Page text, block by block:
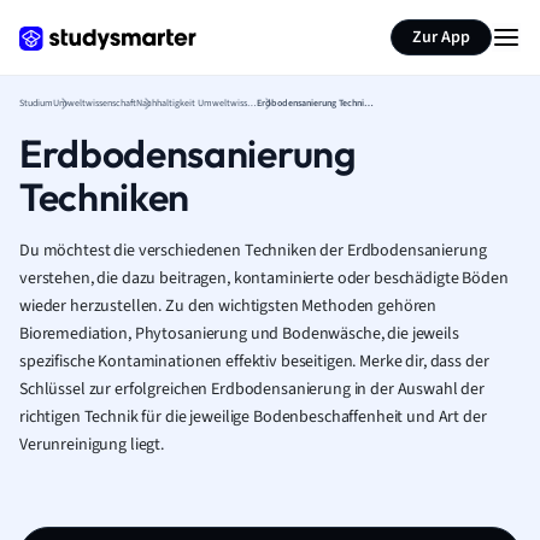
Zur App
StudiumUmweltwissenschaft Nachhaltigkeit Umweltwissenschaft Erdbodensanierung Techniken
Erdbodensanierung
Techniken
Du möchtest die verschiedenen Techniken der Erdbodensanierung
verstehen, die dazu beitragen, kontaminierte oder beschädigte Böden
wieder herzustellen. Zu den wichtigsten Methoden gehören
Bioremediation, Phytosanierung und Bodenwäsche, die jeweils
spezifische Kontaminationen effektiv beseitigen. Merke dir, dass der
Schlüssel zur erfolgreichen Erdbodensanierung in der Auswahl der
richtigen Technik für die jeweilige Bodenbeschaffenheit und Art der
Verunreinigung liegt.